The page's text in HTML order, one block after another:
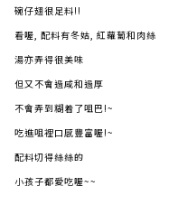
碗仔翅很足料!!
看喔, 配料有冬姑, 紅蘿蔔和肉絲
湯亦弄得很美味
但又不會過咸和過厚
不會弄到糊着了咀巴!~
吃進咀裡口感豐富喔!~
配料切得絲絲的
小孩子都愛吃喔~~